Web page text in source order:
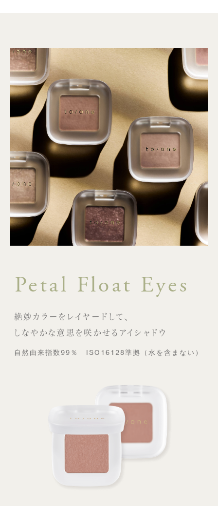
Petal Float Eyes
絶妙カラーをレイヤードして、
しなやかな意思を咲かせるアイシャドウ
自然由来指数99％ ISO16128準拠（水を含まない）